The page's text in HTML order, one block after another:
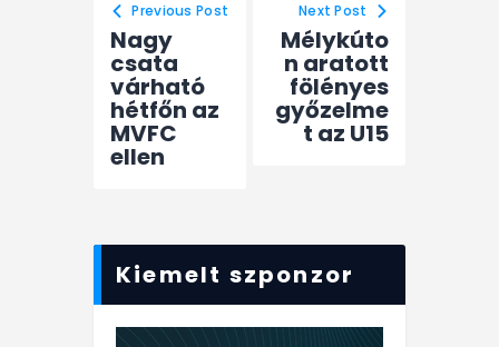
Previous Post
Nagy
csata
várható
hétfőn az
MVFC
ellen
Next Post
Mélykúto
n aratott
fölényes
győzelme
t az U15
Kiemelt szponzor